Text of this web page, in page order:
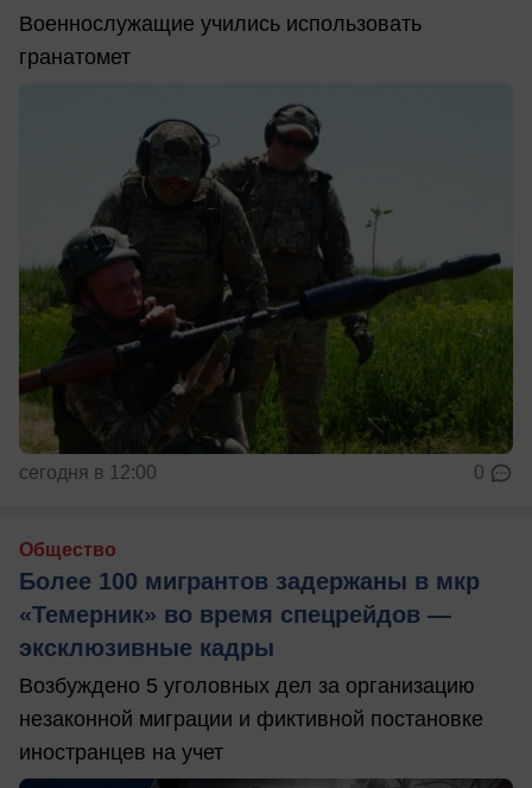
Военнослужащие учились использовать
гранатомет
сегодня в 12:00 0
Общество
Более 100 мигрантов задержаны в мкр
«Темерник» во время спецрейдов —
эксклюзивные кадры
Возбуждено 5 уголовных дел за организацию
незаконной миграции и фиктивной постановке
иностранцев на учет